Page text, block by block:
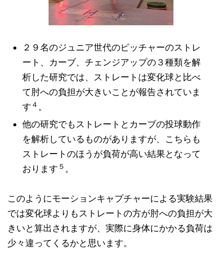
２９名のジュニア世代のピッチャーのストレ
ート、カーブ、チェンジアップの３種類を解
析した研究では、ストレートは変化球と比べ
て肘への負担が大きいことが報告されていま
す ４ 。
他の研究でもストレートとカーブの投球動作
を解析しているものがありますが、こちらも
ストレートのほうが負荷が高い結果となって
おります ５ 。
このようにモーションキャプチャーによる実験結果
では変化球よりもストレートの方が肘への負担が大
きいと算出されますが、実際に身体にかかる負荷は
少々違ってくるかと思います。